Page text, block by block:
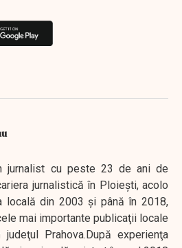
jurnalist cu peste 23 de ani de
jurnalistică în Ploieşti, acolo
locală din 2003 şi până în 2018,
mai importante publicaţii locale
Prahova.După experienţa